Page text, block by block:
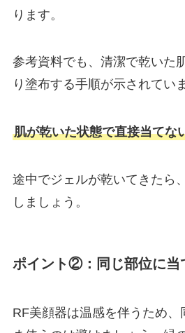
ります。
参考資料でも、清潔で乾いた
り塗布する手順が示されてい
肌が乾いた状態で直接当てな
途中でジェルが乾いてきたら
しましょう。
ポイント②：同じ部位に当
RF美顔器は温感を伴うため、